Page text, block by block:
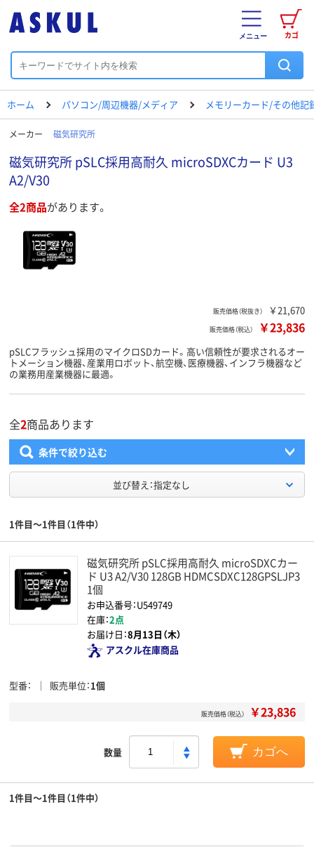
カゴ
メニュー
ホーム パソコン/周辺機器/メディア メモリーカード/その他記
メーカー 磁気研究所
磁気研究所 pSLC採用高耐久 microSDXCカード U3
A2/V30
全2商品があります。
販売価格（税抜き） ￥21,670
販売価格（税込） ￥23,836
pSLCフラッシュ採用のマイクロSDカード。高い信頼性が要求されるオー
トメーション機器、産業用ロボット、航空機、医療機器、インフラ機器など
の業務用産業機器に最適。
全2商品あります
条件で絞り込む
並び替え：指定なし
1件目～1件目（1件中）
磁気研究所 pSLC採用高耐久 microSDXCカー
ド U3 A2/V30 128GB HDMCSDXC128GPSLJP3
1個
お申込番号：U549749
在庫：2点
お届け日：8月13日（木）
アスクル在庫商品
型番 販売単位 1個
販売価格（税込） ￥23,836
数量 カゴへ
1件目～1件目（1件中）